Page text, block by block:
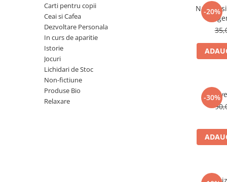
ReConnect
ScienceConnection
SelfConnect
Carti pentru copii
Ceai si Cafea
Dezvoltare Personala
In curs de aparitie
Istorie
Jocuri
Lichidari de Stoc
Non-fictiune
Produse Bio
Relaxare
-20%
Natura
-30%